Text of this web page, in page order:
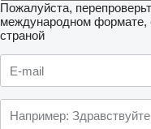
Пожалуйста,
международном формате,
страной